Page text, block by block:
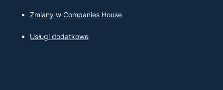
Zmiany w Companies House
Usługi dodatkowe